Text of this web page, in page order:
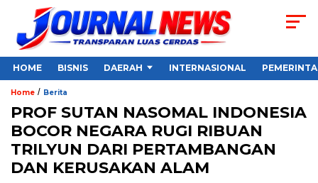
HOME BISNIS DAERAH INTERNASIONAL
Home / Berita
PROF SUTAN NASOMAL INDONESIA
BOCOR NEGARA RUGI RIBUAN
TRILYUN DARI PERTAMBANGAN
DAN KERUSAKAN ALAM